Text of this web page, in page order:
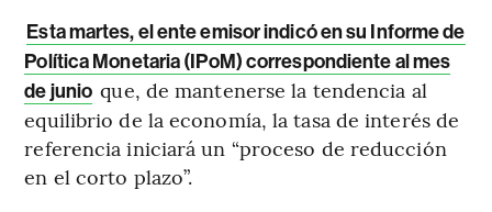
Esta martes, el ente emisor indicó en su Informe de
Política Monetaria (IPoM) correspondiente al mes
de junio que, de mantenerse la tendencia al
equilibrio de la economía, la tasa de interés de
referencia iniciará un “proceso de reducción
en el corto plazo”.